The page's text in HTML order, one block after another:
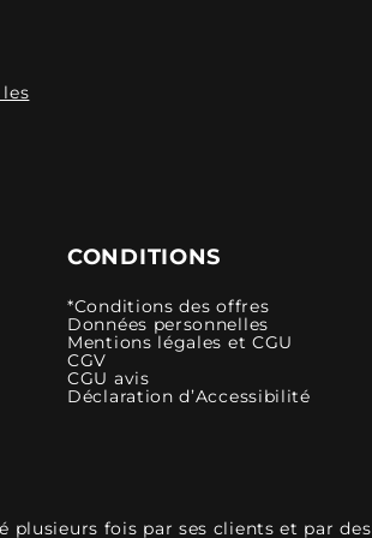
CONDITIONS
*Conditions des offres
Données personnelles
Mentions légales et CGU
CGV
CGU avis
Déclaration d’Accessibilité
plusieurs fois par ses clients et par des